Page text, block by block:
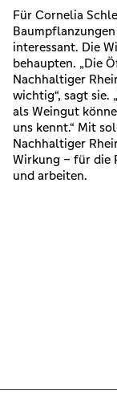
Für Cornelia
interessant. Die
behaupten. „Die
Nachhaltiger
wichtig“, sagt sie.
als Weingut
uns kennt.“ Mit
Nachhaltiger
Wirkung – für die
und arbeiten.